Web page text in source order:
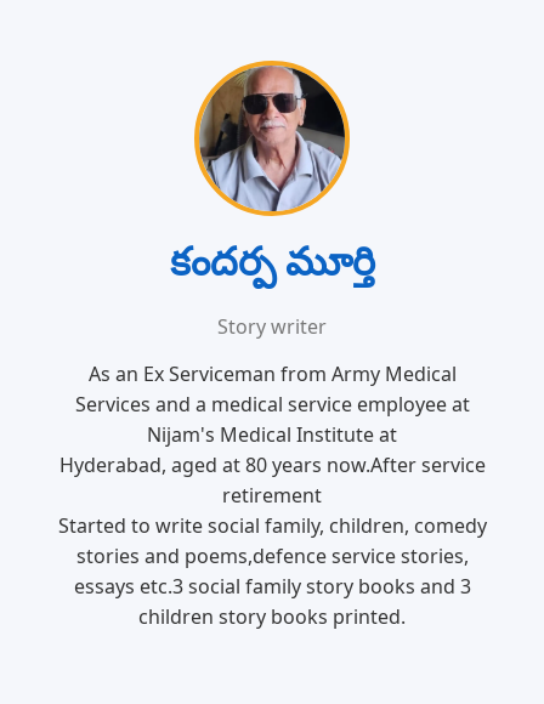
కందర్ప మూర్తి
Story writer
As an Ex Serviceman from Army Medical
Services and a medical service employee at
Nijam's Medical Institute at
Hyderabad, aged at 80 years now.After service
retirement
Started to write social family, children, comedy
stories and poems,defence service stories,
essays etc.3 social family story books and 3
children story books printed.